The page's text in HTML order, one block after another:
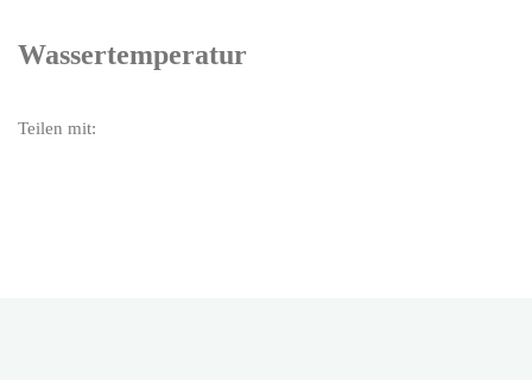
Wassertemperatur
Teilen mit: